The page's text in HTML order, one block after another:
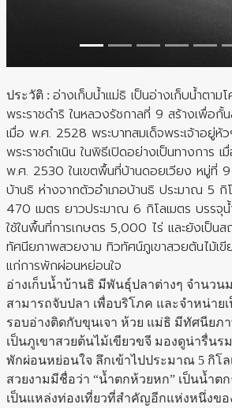
ประวัติ : อ่างเก็บน้ำแม่ธิ เป็นอ่างเก็บน้ำตาม
พระราชดำริ ในหลวงรัชกาลที่ 9 สร้างเพื่อกั้
เมื่อ พ.ศ. 2528 พระบาทสมเด็จพระเจ้าอยู่หั
พระราชดำเนิน ในพิธีเปิดอย่างเป็นทางการ
พ.ศ. 2530 ในเขตพื้นที่บ้านดอยเวียง หมู่ที่
บ้านธิ ห่างจากตัวอำเภอบ้านธิ ประมาณ 5 กิ
470 เมตร ยาวประมาณ 6 กิโลเมตร บรรจุ
ใช้ในพื้นที่การเกษตร 5,000 ไร่ และยังเป็นส
ทัศนียภาพสวยงาม ทิวทัศน์ภูเขาสวยต้นไม้เขี
แก่การพักผ่อนหย่อนใจ
อ่างเก็บน้ำบ้านธิ มีพันธุ์ปลาต่างๆ จำนวน
สามารถจับปลา เพื่อบริโภค และจำหน่าย
รอบอ่างติดกับขุนเจา ห้วย แม่ธิ มีทัศนียภ
เป็นภูเขาสวยต้นไม้เขียวขจี มองดูน่ารื่นร
พักผ่อนหย่อนใจ ลึกเข้าไปประมาณ 5 กิโ
สวยงามมีชื่อว่า “น้ำตกห้วยหก” เป็นน้ำต
เป็นแหล่งท่องเที่ยวที่สำคัญอีกแห่งหนึ่งข